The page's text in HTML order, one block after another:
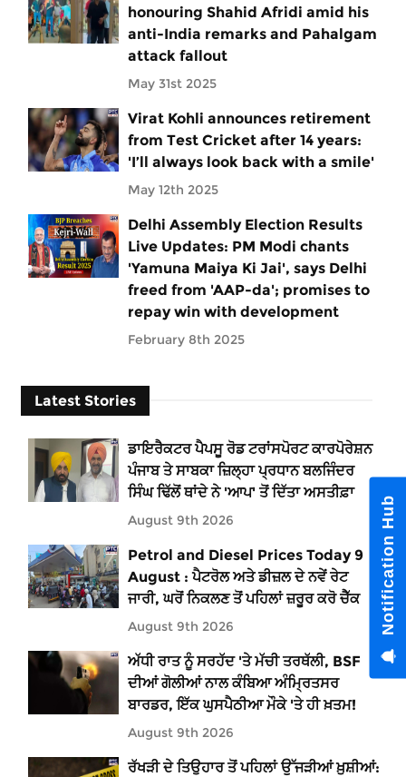
honouring Shahid Afridi amid his
anti-India remarks and Pahalgam
attack fallout
May 31st 2025
Virat Kohli announces retirement
from Test Cricket after 14 years:
'I’ll always look back with a smile'
May 12th 2025
Delhi Assembly Election Results
Live Updates: PM Modi chants
'Yamuna Maiya Ki Jai', says Delhi
freed from 'AAP-da'; promises to
repay win with development
February 8th 2025
Latest Stories
ਡਾਇਰੈਕਟਰ ਪੈਪਸੂ ਰੋਡ ਟਰਾਂਸਪੋਰਟ ਕਾਰਪੋਰੇਸ਼ਨ
ਪੰਜਾਬ ਤੇ ਸਾਬਕਾ ਜ਼ਿਲ੍ਹਾ ਪ੍ਰਧਾਨ ਬਲਜਿੰਦਰ
ਸਿੰਘ ਢਿੱਲੋਂ ਥਾਂਦੇ ਨੇ 'ਆਪ' ਤੋਂ ਦਿੱਤਾ ਅਸਤੀਫ਼ਾ
August 9th 2026
Petrol and Diesel Prices Today 9
August : ਪੈਟਰੋਲ ਅਤੇ ਡੀਜ਼ਲ ਦੇ ਨਵੇਂ ਰੇਟ
ਜਾਰੀ, ਘਰੋਂ ਨਿਕਲਣ ਤੋਂ ਪਹਿਲਾਂ ਜ਼ਰੂਰ ਕਰੋ ਚੈੱਕ
August 9th 2026
ਅੱਧੀ ਰਾਤ ਨੂੰ ਸਰਹੱਦ 'ਤੇ ਮੱਚੀ ਤਰਥੱਲੀ, BSF
ਦੀਆਂ ਗੋਲੀਆਂ ਨਾਲ ਕੰਬਿਆ ਅੰਮ੍ਰਿਤਸਰ
ਬਾਰਡਰ, ਇੱਕ ਘੁਸਪੈਠੀਆ ਮੌਕੇ 'ਤੇ ਹੀ ਖ਼ਤਮ!
August 9th 2026
ਰੱਖੜੀ ਦੇ ਤਿਉਹਾਰ ਤੋਂ ਪਹਿਲਾਂ ਉੱਜੜੀਆਂ ਖ਼ੁਸ਼ੀਆਂ:
Notification Hub